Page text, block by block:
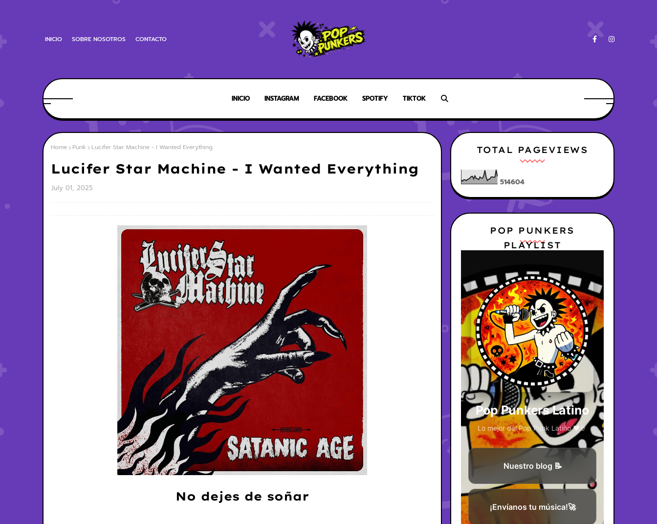
INICIO SOBRE NOSOTROS CONTACTO
INICIO INSTAGRAM FACEBOOK SPOTIFY TIKTOK
Home Punk Lucifer Star Machine - I Wanted Everything
Lucifer Star Machine - I Wanted Everything
July 01, 2025
No dejes de soñar
TOTAL PAGEVIEWS
514604
POP PUNKERS
PLAYLIST